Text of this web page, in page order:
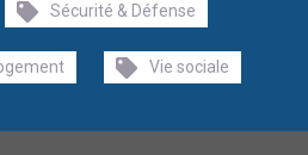
Sécurité & Défense
Vie sociale